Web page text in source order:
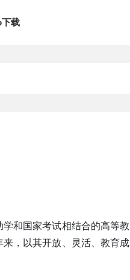
下载
和国家考试相结合的高等教
，以其开放、灵活、教育成